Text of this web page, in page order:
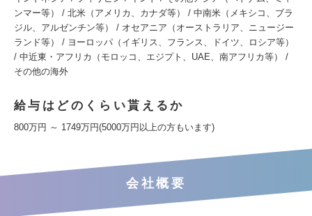
ンマー等） / 北米（アメリカ、カナダ等） / 中南米（メキシコ、ブラ
ジル、アルゼンチン等） / オセアニア（オーストラリア、ニュージー
ランド等） / ヨーロッパ（イギリス、フランス、ドイツ、ロシア等）
/ 中近東・アフリカ（モロッコ、エジプト、UAE、南アフリカ等） /
その他の海外
給与はどのくらい貰えるか
800万円 ～ 1749万円(5000万円以上の方もいます)
会社概要